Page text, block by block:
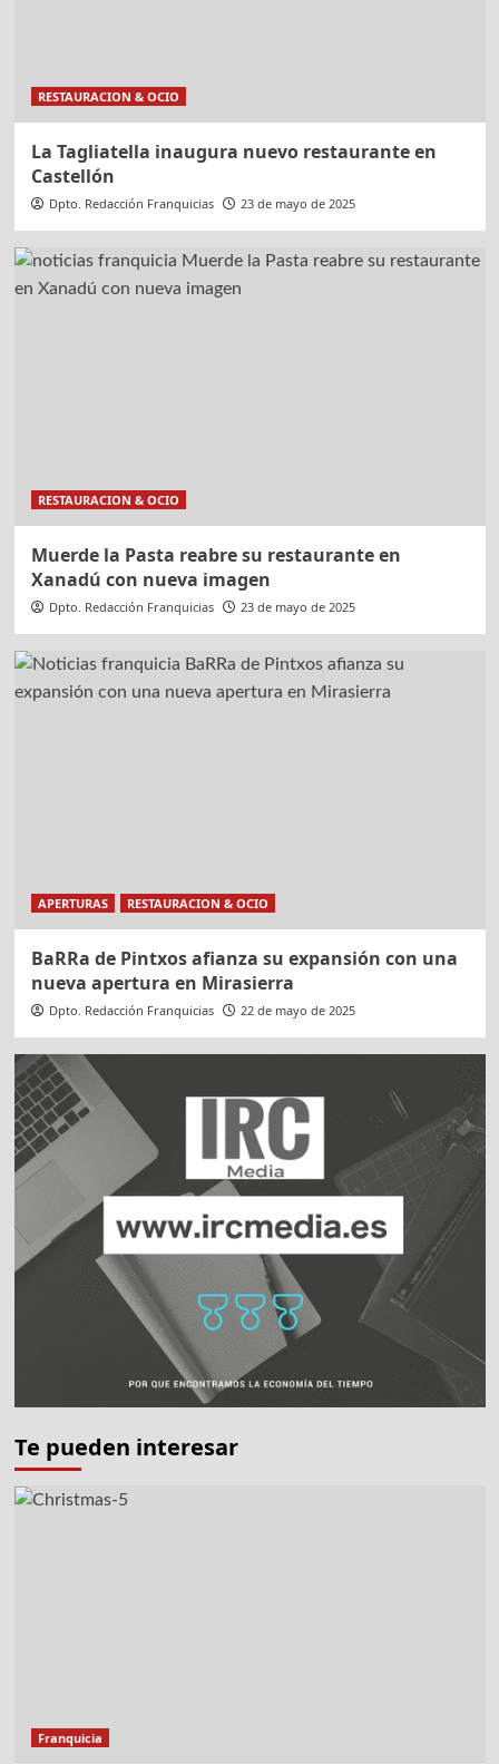
RESTAURACION & OCIO
La Tagliatella inaugura nuevo restaurante en
Castellón
Dpto. Redacción Franquicias 23 de mayo de 2025
RESTAURACION & OCIO
Muerde la Pasta reabre su restaurante en
Xanadú con nueva imagen
Dpto. Redacción Franquicias 23 de mayo de 2025
APERTURAS RESTAURACION & OCIO
BaRRa de Pintxos afianza su expansión con una
nueva apertura en Mirasierra
Dpto. Redacción Franquicias 22 de mayo de 2025
Te pueden interesar
Franquicia